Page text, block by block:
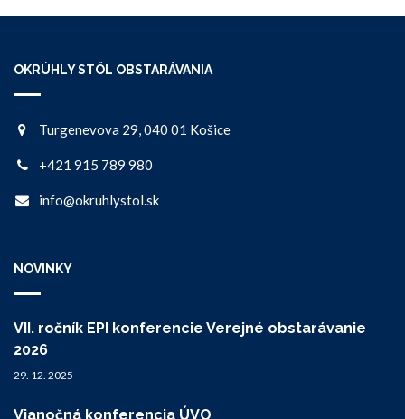
OKRÚHLY STÔL OBSTARÁVANIA
Turgenevova 29, 040 01 Košice
+421 915 789 980
info@okruhlystol.sk
NOVINKY
VII. ročník EPI konferencie Verejné obstarávanie
2026
29. 12. 2025
Vianočná konferencia ÚVO